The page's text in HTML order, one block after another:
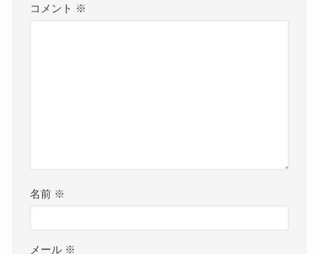
コメント ※
名前 ※
メール ※